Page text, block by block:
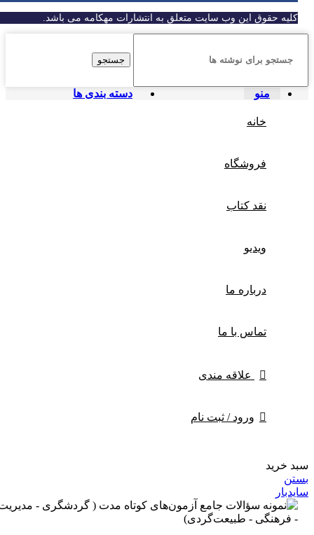
کلیه حقوق این وب سایت متعلق به انتشارات مهکامه می باشد.
جستجو
منو دسته بندی ها
خانه
فروشگاه
نقد کتاب
ویدیو
درباره‌ ما
تماس با ما
علاقه مندی
ورود / ثبت نام
سبد خرید
بستن
سایدبار